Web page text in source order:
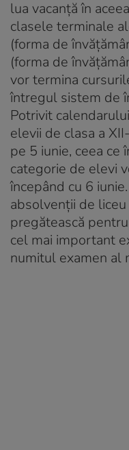
lua vacanță în
clasele terminale
(forma de
(forma de
vor termina
întregul sistem de
Potrivit
elevii de clasa a
pe 5 iunie, ceea ce
categorie de elevi
începând cu 6
absolvenții de
pregătească
cel mai important
numitul examen al